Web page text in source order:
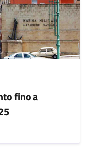
fino a